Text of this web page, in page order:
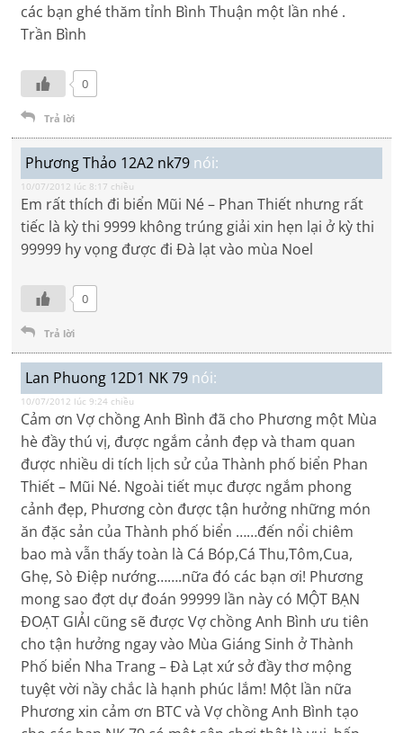
các bạn ghé thăm tỉnh Bình Thuận một lần nhé .
Trần Bình
0
Trả lời
Phương Thảo 12A2 nk79 nói:
10/07/2012 lúc 8:17 chiều
Em rất thích đi biển Mũi Né – Phan Thiết nhưng rất
tiếc là kỳ thi 9999 không trúng giải xin hẹn lại ở kỳ thi
99999 hy vọng được đi Đà lạt vào mùa Noel
0
Trả lời
Lan Phuong 12D1 NK 79 nói:
10/07/2012 lúc 9:24 chiều
Cảm ơn Vợ chồng Anh Bình đã cho Phương một Mùa
hè đầy thú vị, được ngắm cảnh đẹp và tham quan
được nhiều di tích lịch sử của Thành phố biển Phan
Thiết – Mũi Né. Ngoài tiết mục được ngắm phong
cảnh đẹp, Phương còn được tận hưởng những món
ăn đặc sản của Thành phố biển ……đến nổi chiêm
bao mà vẫn thấy toàn là Cá Bóp,Cá Thu,Tôm,Cua,
Ghẹ, Sò Điệp nướng…….nữa đó các bạn ơi! Phương
mong sao đợt dự đoán 99999 lần này có MỘT BẠN
ĐOẠT GIẢI cũng sẽ được Vợ chồng Anh Bình ưu tiên
cho tận hưởng ngay vào Mùa Giáng Sinh ở Thành
Phố biển Nha Trang – Đà Lạt xứ sở đầy thơ mộng
tuyệt vời nầy chắc là hạnh phúc lắm! Một lần nữa
Phương xin cảm ơn BTC và Vợ chồng Anh Bình tạo